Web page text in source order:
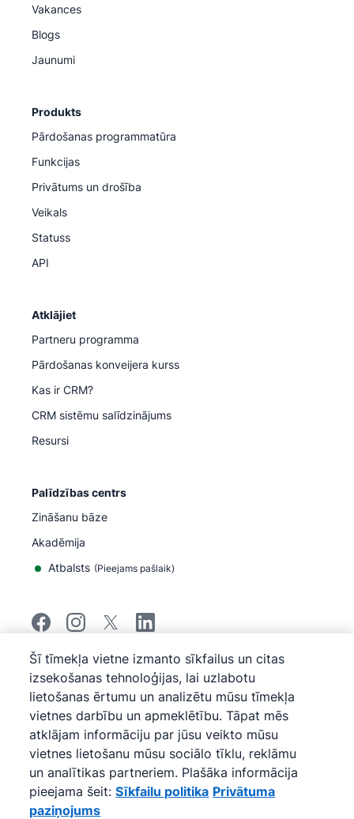
Vakances
Blogs
Jaunumi
Produkts
Pārdošanas programmatūra
Funkcijas
Privātums un drošība
Veikals
Statuss
API
Atklājiet
Partneru programma
Pārdošanas konveijera kurss
Kas ir CRM?
CRM sistēmu salīdzinājums
Resursi
Palīdzības centrs
Zināšanu bāze
Akadēmija
Atbalsts (Pieejams pašlaik)
© 2026Pipedrive
Pipedrive
Pakalpojumu sniegšanas noteikumi
Pipedrive
Privātuma paziņojums
Vietnes karte
Sīkfailu politika
Sīkfailu preferences
Pipedrive ir uz tīmekļa bāzes veidota pārdošanas CRM
programma.
Šī tīmekļa vietne izmanto sīkfailus un citas
izsekošanas tehnoloģijas, lai uzlabotu
lietošanas ērtumu un analizētu mūsu tīmekļa
vietnes darbību un apmeklētību. Tāpat mēs
atklājam informāciju par jūsu veikto mūsu
vietnes lietošanu mūsu sociālo tīklu, reklāmu
un analītikas partneriem. Plašāka informācija
pieejama šeit: Sīkfailu politika Privātuma
paziņojums